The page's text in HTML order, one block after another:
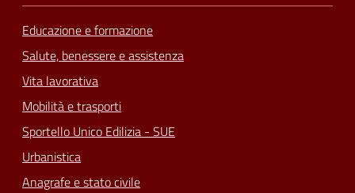
Educazione e formazione
Salute, benessere e assistenza
Vita lavorativa
Mobilità e trasporti
Sportello Unico Edilizia - SUE
Urbanistica
Anagrafe e stato civile